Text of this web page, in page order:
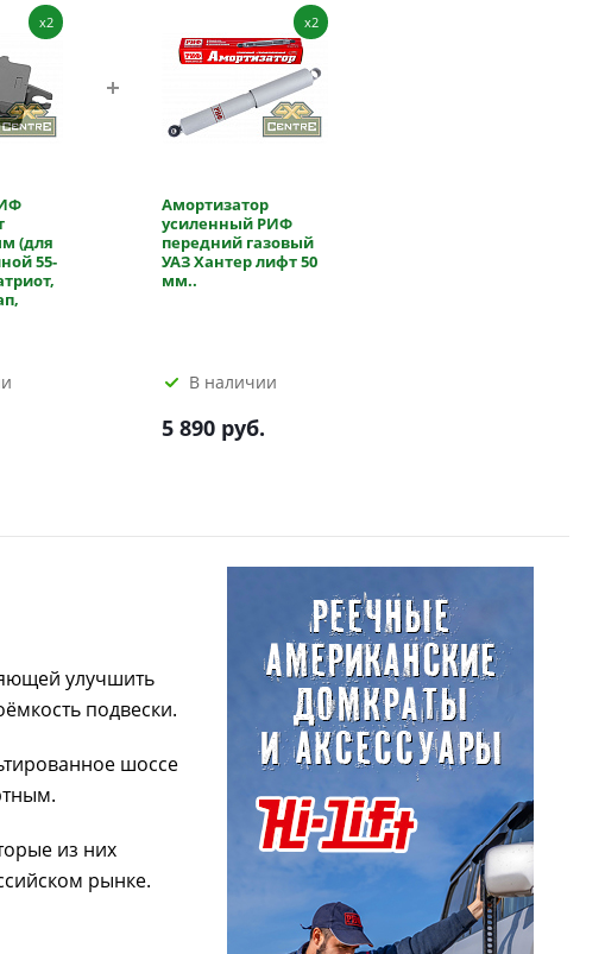
x2
(для
55-
x2
Амортизатор
усиленный РИФ
передний газовый
УАЗ Хантер лифт 50
мм..
В наличии
5 890 руб.
улучшить
подвески.
шоссе
из них
рынке.